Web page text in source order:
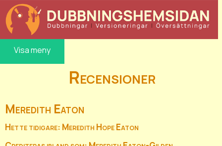
Visa meny
Recensioner
Meredith Eaton
Hette tidigare: Meredith Hope Eaton